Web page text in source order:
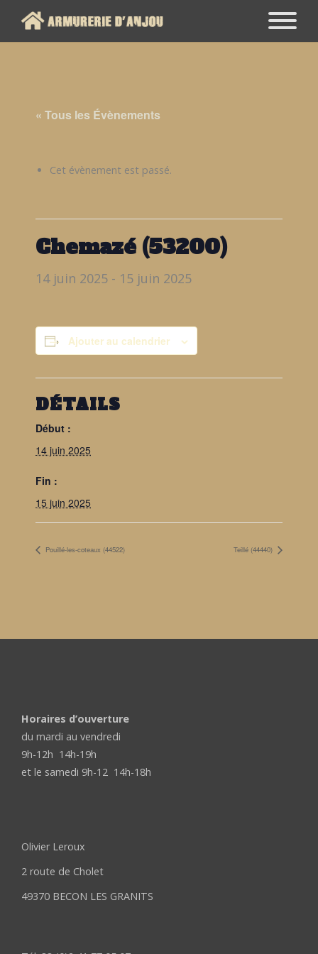
« Tous les Évènements
Cet évènement est passé.
Chemazé (53200)
14 juin 2025 - 15 juin 2025
Ajouter au calendrier
DÉTAILS
Début :
14 juin 2025
Fin :
15 juin 2025
Pouillé-les-coteaux (44522) Teillé (44440)
Horaires d’ouverture
du mardi au vendredi
9h-12h 14h-19h
et le samedi 9h-12 14h-18h
Olivier Leroux
2 route de Cholet
49370 BECON LES GRANITS